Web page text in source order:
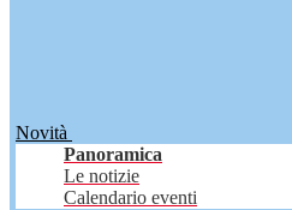
Novità
Panoramica
Le notizie
Calendario eventi